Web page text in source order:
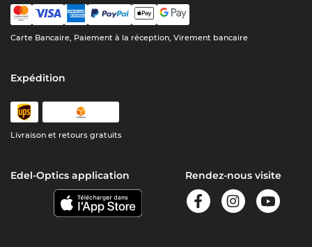
Carte Bancaire, Paiement à la réception, Virement bancaire
Expédition
Livraison et retours gratuits
Edel-Optics application Rendez-nous visite